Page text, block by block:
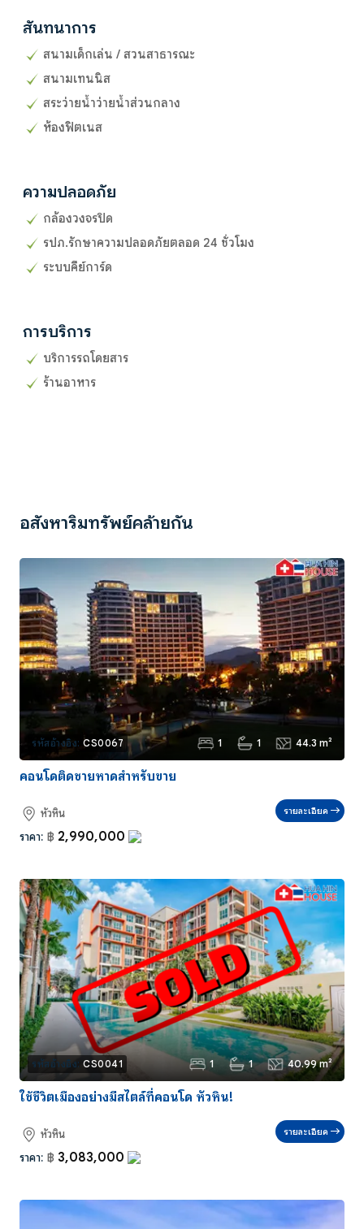
สันทนาการ
สนามเด็กเล่น / สวนสาธารณะ
สนามเทนนิส
สระว่ายน้ำว่ายน้ำส่วนกลาง
ห้องฟิตเนส
ความปลอดภัย
กล้องวงจรปิด
รปภ.รักษาความปลอดภัยตลอด 24 ชั่วโมง
ระบบคีย์การ์ด
การบริการ
บริการรถโดยสาร
ร้านอาหาร
อสังหาริมทรัพย์คล้ายกัน
รหัสอ้างอิง: CS0067 1 1 44.3 m²
คอนโดติดชายหาดสำหรับขาย
หัวหิน
ราคา: ฿ 2,990,000
รายละเอียด
รหัสอ้างอิง: CS0041 1 1 40.99 m²
ใช้ชีวิตเมืองอย่างมีสไตล์ที่คอนโด หัวหิน!
หัวหิน
ราคา: ฿ 3,083,000
รายละเอียด